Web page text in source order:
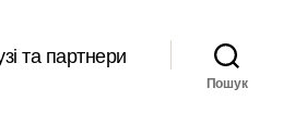
та партнери
Пошук